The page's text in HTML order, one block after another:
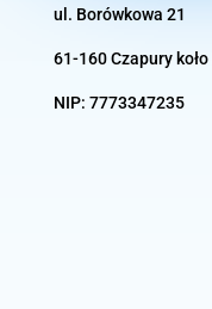
ul. Borówkowa 21
61-160 Czapury koło
NIP: 7773347235